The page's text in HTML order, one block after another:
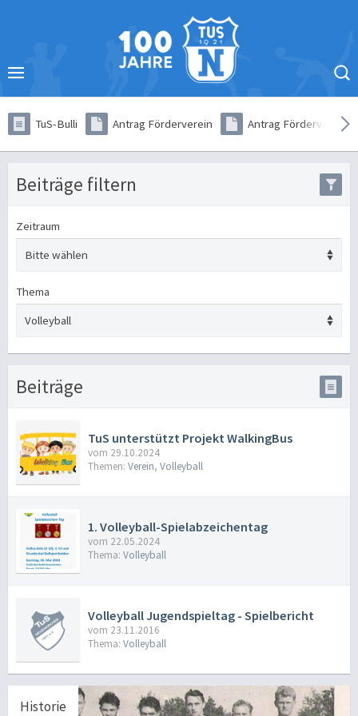
TuS-Bulli Antrag Förderverein Antrag Förderverein
Beiträge filtern
Zeitraum
Thema
Beiträge
TuS unterstützt Projekt WalkingBus
vom 29.10.2024
Themen: Verein, Volleyball
1. Volleyball-Spielabzeichentag
vom 22.05.2024
Thema: Volleyball
Volleyball Jugendspieltag - Spielbericht
vom 23.11.2016
Thema: Volleyball
Historie